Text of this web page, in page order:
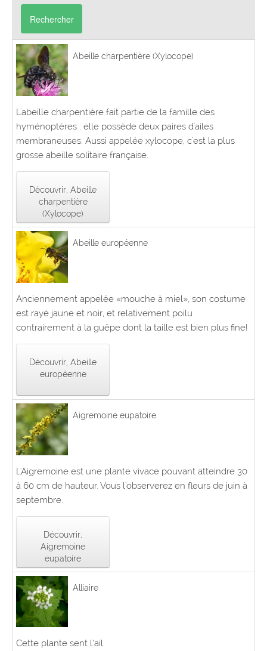
Rechercher
Abeille charpentière (Xylocope)
L'abeille charpentière fait partie de la famille des
hyménoptères : elle possède deux paires d'ailes
membraneuses. Aussi appelée xylocope, c'est la plus
grosse abeille solitaire française.
Découvrir, Abeille
charpentière
(Xylocope)
Abeille européenne
Anciennement appelée «mouche à miel», son costume
est rayé jaune et noir, et relativement poilu
contrairement à la guêpe dont la taille est bien plus fine!
Découvrir, Abeille
européenne
Aigremoine eupatoire
L'Aigremoine est une plante vivace pouvant atteindre 30
à 60 cm de hauteur. Vous l'observerez en fleurs de juin à
septembre.
Découvrir,
Aigremoine
eupatoire
Alliaire
Cette plante sent l’ail.